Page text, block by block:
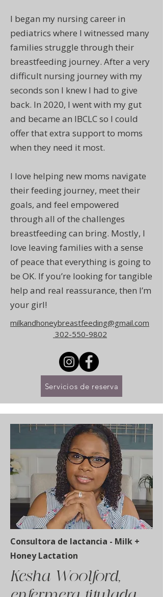
I began my nursing career in
pediatrics where I witnessed many
families struggle through their
breastfeeding journey. After a very
difficult nursing journey with my
seconds son I knew I had to give
back. In 2020, I went with my gut
and became an IBCLC so I could
offer that extra support to moms
when they need it most.
I love helping new moms navigate
their feeding journey, meet their
goals, and feel empowered
through all of the challenges
breastfeeding can bring. Mostly, I
love leaving families with a sense
of peace that everything is going to
be OK. If you’re looking for tangible
help and real reassurance, then I’m
your girl!
milkandhoneybreastfeeding@gmail.com
302-550-9802
Servicios de reserva
Consultora de lactancia - Milk +
Honey Lactation
Kesha Woolford,